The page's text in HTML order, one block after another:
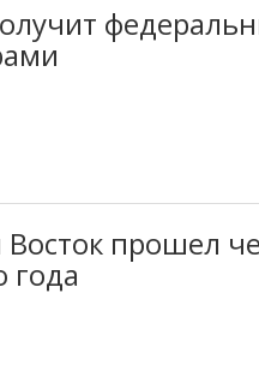
прошел